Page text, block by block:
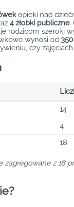
opieki nad
4 żłobki publiczne.
rodzicom szeroki
wynosi od 350
czy
14
4
18
zagregowane z 18